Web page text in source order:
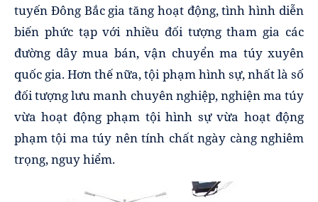
tuyến Đông Bắc gia tăng hoạt động, tình hình diễn
biến phức tạp với nhiều đối tượng tham gia các
đường dây mua bán, vận chuyển ma túy xuyên
quốc gia. Hơn thế nữa, tội phạm hình sự, nhất là số
đối tượng lưu manh chuyên nghiệp, nghiện ma túy
vừa hoạt động phạm tội hình sự vừa hoạt động
phạm tội ma túy nên tính chất ngày càng nghiêm
trọng, nguy hiểm.